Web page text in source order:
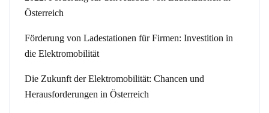
Österreich
Förderung von Ladestationen für Firmen: Investition in
die Elektromobilität
Die Zukunft der Elektromobilität: Chancen und
Herausforderungen in Österreich